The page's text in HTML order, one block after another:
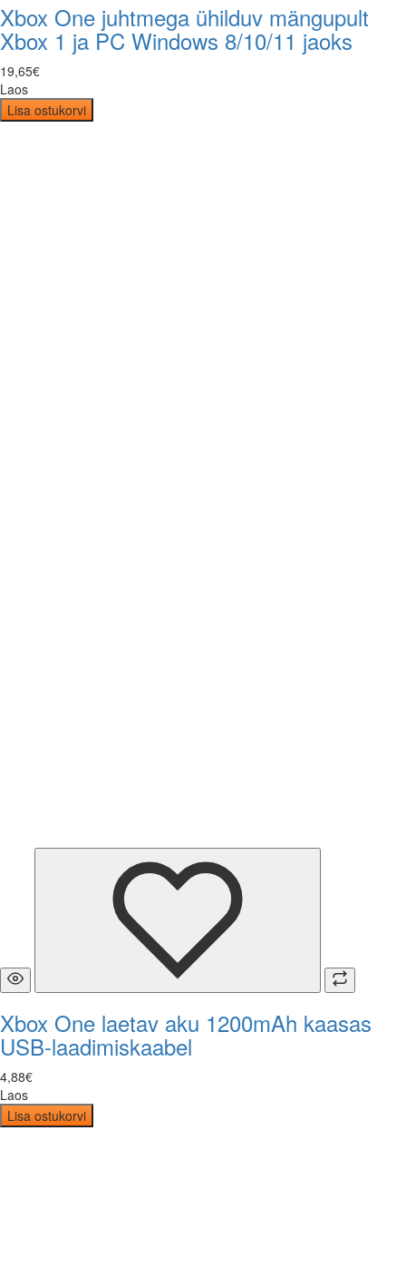
Xbox One juhtmega ühilduv mängupult
Xbox 1 ja PC Windows 8/10/11 jaoks
19,65€
Laos
Lisa ostukorvi
Xbox One laetav aku 1200mAh kaasas
USB-laadimiskaabel
4,88€
Laos
Lisa ostukorvi